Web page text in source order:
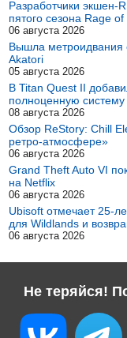
Разработчики экшен-
пятого сезона Rage
06 августа 2026
Вышла метроидвания
Akatori
05 августа 2026
В Titan Quest II
полноценную
08 августа 2026
Обзор ReStory: Chill
ретро-атмосфере»
06 августа 2026
Grand Theft Auto VI
на Netflix
06 августа 2026
Ubisoft отмечает 25-
для Wildlands и
06 августа 2026
Не теряйся!